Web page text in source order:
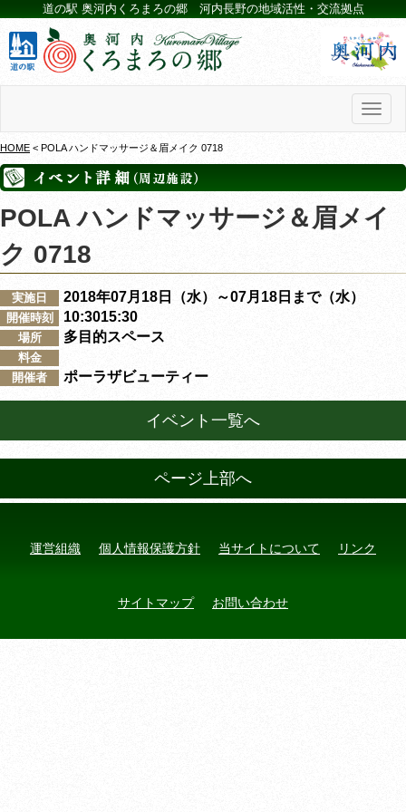
道の駅 奥河内くろまろの郷 河内長野の地域活性・交流拠点
HOME < POLA ハンドマッサージ＆眉メイク 0718
POLA ハンドマッサージ＆眉メイ
ク 0718
実施日 2018年07月18日（水）～07月18日まで（水）
開催時刻 10:3015:30
場所 多目的スペース
料金
開催者
ポーラザビューティー
イベント一覧へ
ページ上部へ
運営組織 個人情報保護方針 当サイトについて リンク
サイトマップ お問い合わせ